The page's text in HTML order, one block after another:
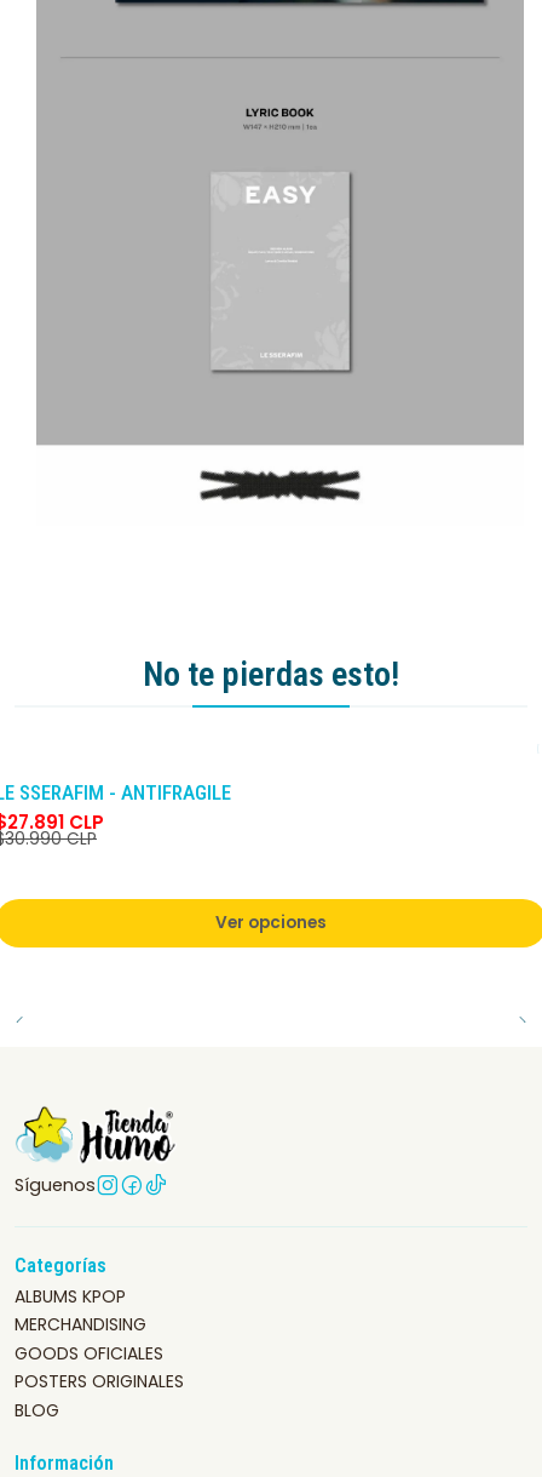
No te pierdas esto!
SSERAFIM - ANTIFRAGILE
CLP
CLP
Ver opciones
Síguenos
Categorías
ALBUMS KPOP
MERCHANDISING
GOODS OFICIALES
POSTERS ORIGINALES
BLOG
Información